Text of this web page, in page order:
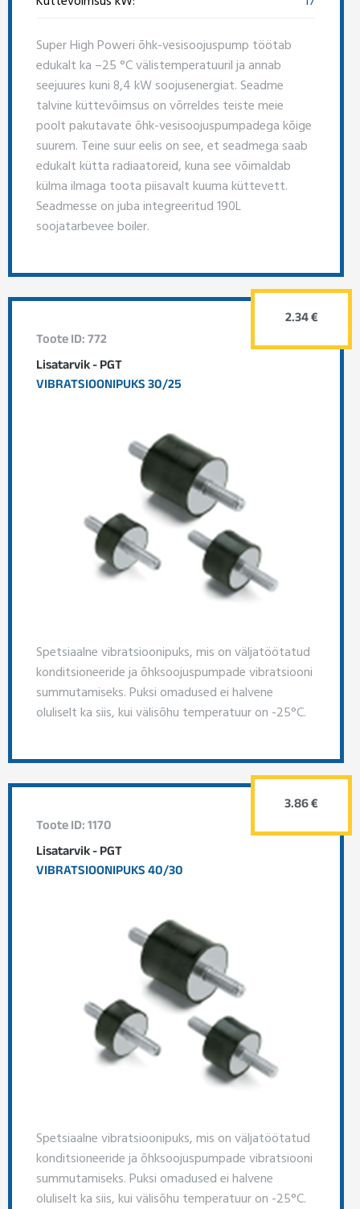
Super High Poweri õhk-vesisoojuspump töötab
edukalt ka –25 °C välistemperatuuril ja annab
seejuures kuni 8,4 kW soojusenergiat. Seadme
talvine küttevõimsus on võrreldes teiste meie
poolt pakutavate õhk-vesisoojuspumpadega kõige
suurem. Teine suur eelis on see, et seadmega saab
edukalt kütta radiaatoreid, kuna see võimaldab
külma ilmaga toota piisavalt kuuma küttevett.
Seadmesse on juba integreeritud 190L
soojatarbevee boiler.
Toote ID: 772
Lisatarvik - PGT
VIBRATSIOONIPUKS 30/25
Spetsiaalne vibratsioonipuks, mis on väljatöötatud
konditsioneeride ja õhksoojuspumpade vibratsiooni
summutamiseks. Puksi omadused ei halvene
oluliselt ka siis, kui välisõhu temperatuur on -25°C.
2.34 €
Toote ID: 1170
Lisatarvik - PGT
VIBRATSIOONIPUKS 40/30
Spetsiaalne vibratsioonipuks, mis on väljatöötatud
konditsioneeride ja õhksoojuspumpade vibratsiooni
summutamiseks. Puksi omadused ei halvene
oluliselt ka siis, kui välisõhu temperatuur on -25°C.
3.86 €